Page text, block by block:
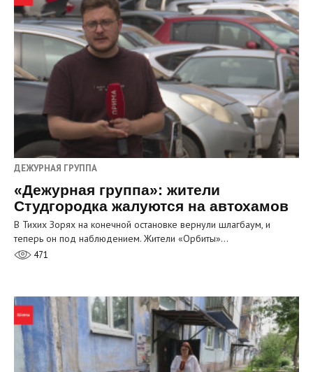
ДЕЖУРНАЯ ГРУППА
«Дежурная группа»: жители
Студгородка жалуются на автохамов
В Тихих Зорях на конечной остановке вернули шлагбаум, и
теперь он под наблюдением. Жители «Орбиты»…
471